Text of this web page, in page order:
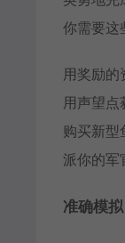
你需要这
用奖励的
用声望点
购买新型
派你的军
准确模拟